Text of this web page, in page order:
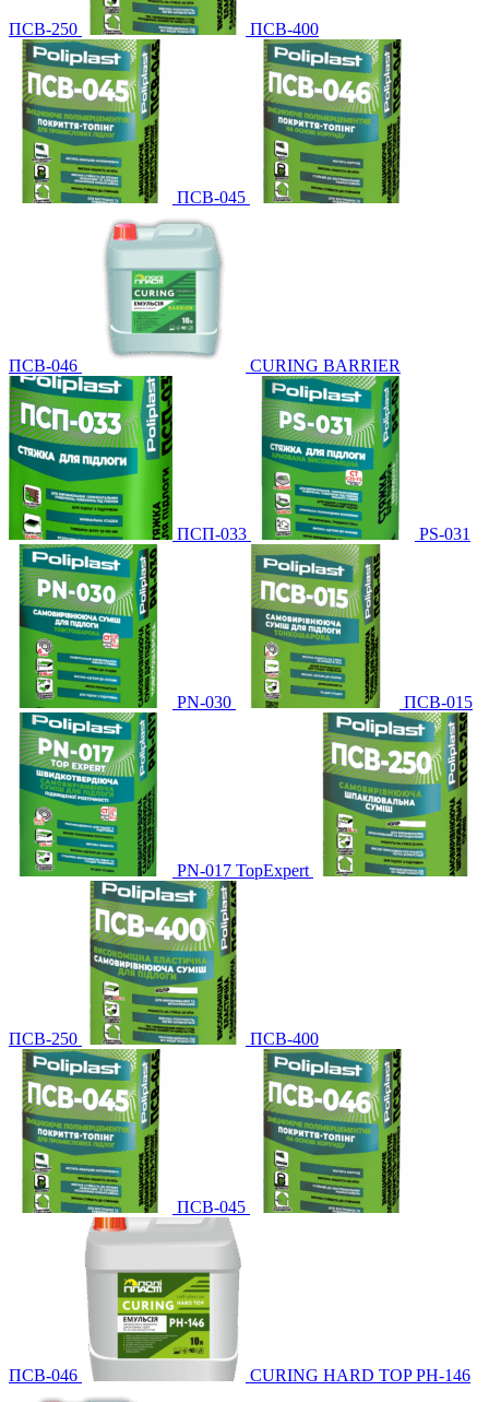
ПСВ-250 ПСВ-400
ПСВ-045
ПСВ-046 CURING BARRIER
ПСП-033 PS-031
PN-030 ПСВ-015
PN-017 TopExpert
ПСВ-250 ПСВ-400
ПСВ-045
ПСВ-046 CURING HARD TOP PH-146